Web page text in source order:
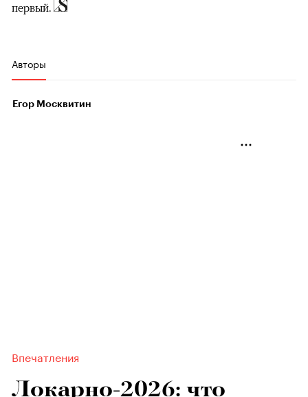
первый.
Авторы
Егор Москвитин
Впечатления
Локарно-2026: что